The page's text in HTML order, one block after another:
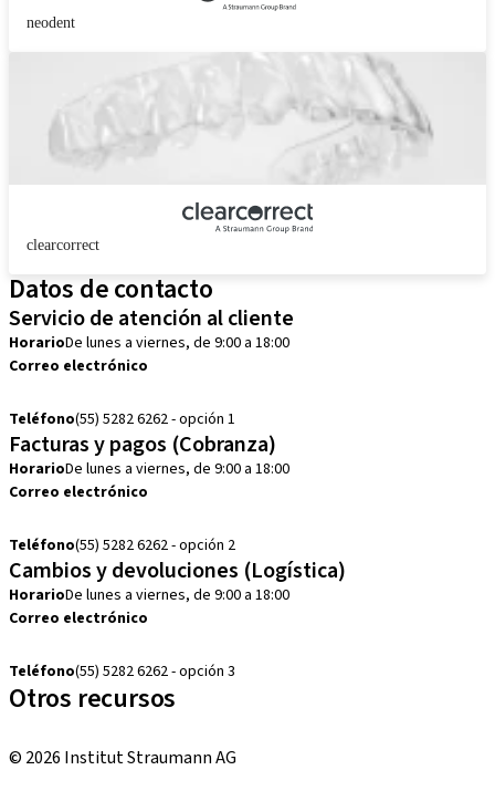
neodent
clearcorrect
Datos de contacto
Servicio de atención al cliente
HorarioDe lunes a viernes, de 9:00 a 18:00
Correo electrónico
Teléfono(55) 5282 6262 - opción 1
Facturas y pagos (Cobranza)
HorarioDe lunes a viernes, de 9:00 a 18:00
Correo electrónico
Teléfono(55) 5282 6262 - opción 2
Cambios y devoluciones (Logística)
HorarioDe lunes a viernes, de 9:00 a 18:00
Correo electrónico
Teléfono(55) 5282 6262 - opción 3
Otros recursos
© 2026 Institut Straumann AG